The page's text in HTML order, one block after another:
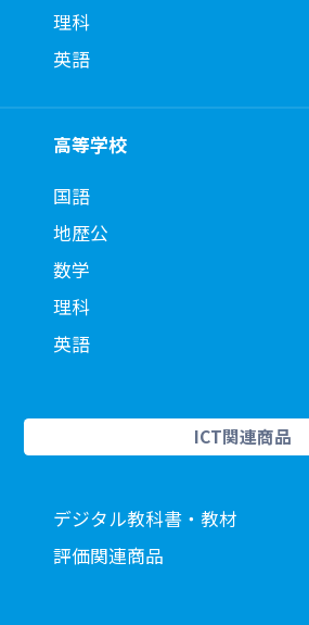
理科
英語
高等学校
国語
地歴公
数学
理科
英語
ICT関連商品
デジタル教科書・教材
評価関連商品